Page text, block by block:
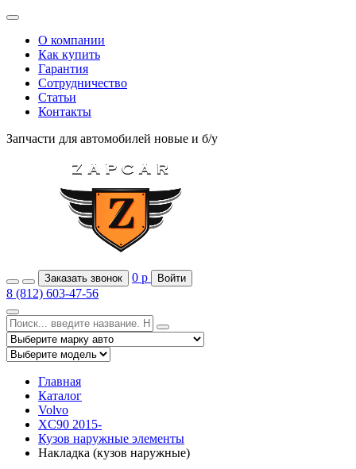
О компании
Как купить
Гарантия
Сотрудничество
Статьи
Контакты
Запчасти для автомобилей новые и б/у
Заказать звонок 0 р Войти
8 (812) 603-47-56
Главная
Каталог
Volvo
XC90 2015-
Кузов наружные элементы
Накладка (кузов наружные)